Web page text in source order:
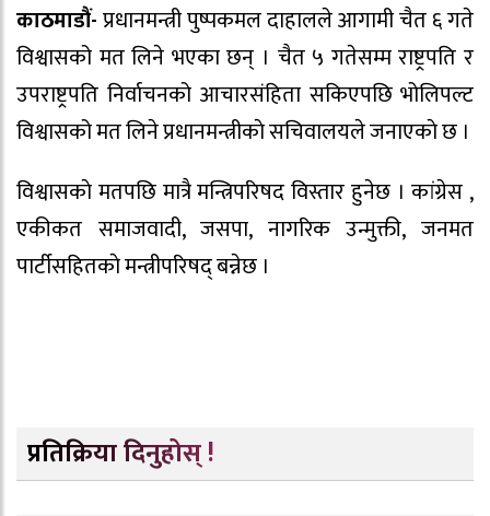
काठमाडौं-प्रधानमन्त्री पुष्पकमल दाहालले आगामी चैत ६ गते
विश्वासको मत लिने भएका छन् । चैत ५ गतेसम्म राष्ट्रपति र
उपराष्ट्रपति निर्वाचनको आचारसंहिता सकिएपछि भोलिपल्ट
विश्वासको मत लिने प्रधानमन्त्रीकाे सचिवालयले जनाएकाे छ ।
विश्वासकाे मतपछि मात्रै मन्त्रिपरिषद विस्तार हुनेछ । कांग्रेस ,
एकीकत समाजवादी, जसपा, नागरिक उन्मुक्ती, जनमत
पार्टीसहितकाे मन्त्रीपरिषद् बन्नेछ ।
प्रतिक्रिया दिनुहोस् !